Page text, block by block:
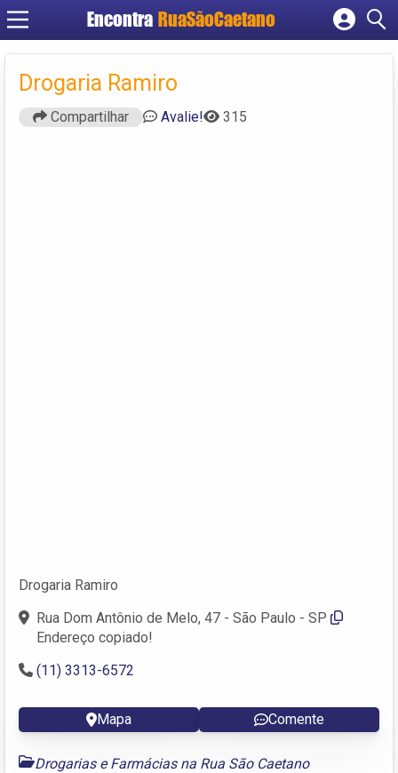
Encontra RuaSãoCaetano
Cadastrar empresa
Drogaria Ramiro
Compartilhar Avalie! 315
Drogaria Ramiro
Rua Dom Antônio de Melo, 47 - São Paulo - SP
Endereço copiado!
(11) 3313-6572
Mapa Comente
Drogarias e Farmácias na Rua São Caetano